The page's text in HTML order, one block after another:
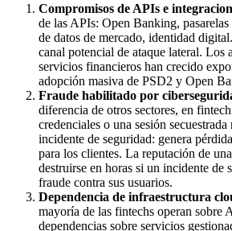
Compromisos de APIs e
de las APIs: Open Banking,
de datos de mercado, identidad
canal potencial de ataque lateral. Los
servicios financieros han crecido
adopción masiva de PSD2 y Open
Fraude habilitado por
diferencia de otros sectores, en
credenciales o una sesión
incidente de seguridad: genera
para los clientes. La reputación de
destruirse en horas si un incidente de
fraude contra sus usuarios.
Dependencia de infraestructura
mayoría de las fintechs operan sobre
dependencias sobre servicios